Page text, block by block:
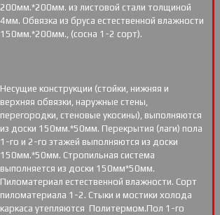
200мм.*200мм. из листовой стали толщиной
4мм. Обвязка из бруса естественной влажности
150мм.*200мм., (сосна 1-2 сорт).
Несущие конструкции (стойки, нижняя и
верхняя обвязки, наружные стены,
перегородки, стеновые укосины), выполняются
из доски 150мм.*50мм. Перекрытия (лаги) пола
1-го и 2-го этажей выполняются из доски
150мм.*50мм. Стропильная система
выполняется из доски 150мм*50мм.
Пиломатериал естественной влажности. Сорт
пиломатериала 1-2. Стыки и мостики холода
каркаса утепляются Политермом.Пол 1-го